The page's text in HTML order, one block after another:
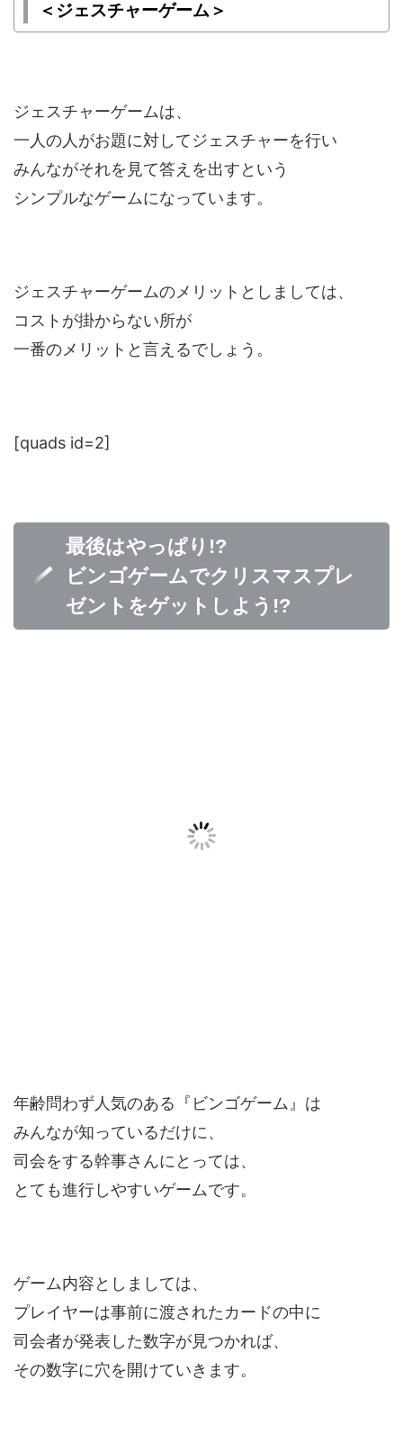
＜ジェスチャーゲーム＞
ジェスチャーゲームは、
一人の人がお題に対してジェスチャーを行い
みんながそれを見て答えを出すという
シンプルなゲームになっています。
ジェスチャーゲームのメリットとしましては、
コストが掛からない所が
一番のメリットと言えるでしょう。
[quads id=2]
最後はやっぱり!?
ビンゴゲームでクリスマスプレ
ゼントをゲットしよう!?
年齢問わず人気のある『ビンゴゲーム』は
みんなが知っているだけに、
司会をする幹事さんにとっては、
とても進行しやすいゲームです。
ゲーム内容としましては、
プレイヤーは事前に渡されたカードの中に
司会者が発表した数字が見つかれば、
その数字に穴を開けていきます。